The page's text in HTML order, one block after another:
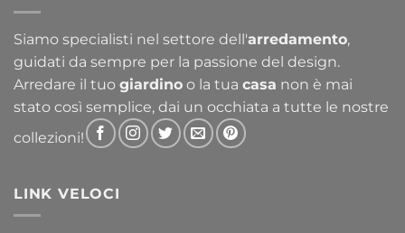
Siamo specialisti nel settore dell'arredamento,
guidati da sempre per la passione del design.
Arredare il tuo giardino o la tua casa non è mai
stato così semplice, dai un occhiata a tutte le nostre
collezioni!
LINK VELOCI